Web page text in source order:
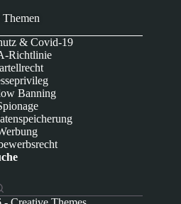
Themen
& Covid-19
Richtlinie
Banning